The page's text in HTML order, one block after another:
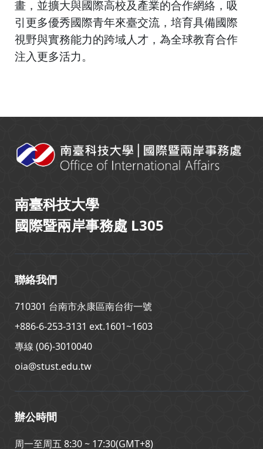
畫，並擴大與國際高校及產業的合作網絡，吸
引更多優秀國際青年來臺交流，培育具備國際
視野與實務能力的跨域人才，為全球教育合作
注入更多活力。
:::
南臺科技大學
國際暨兩岸事務處 L305
聯絡我們
710301 台南市永康區南台街一號
+886-6-253-3131 ext.1601~1603
專線 (06)-3010040
oia@stust.edu.tw
辦公時間
周一至周五 8:30 ~ 17:30(GMT+8)